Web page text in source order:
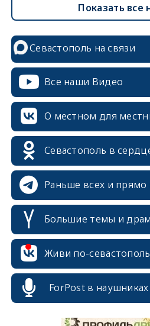
Показать все
Севастополь на связи
Все наши Видео
О местном для
Севастополь в
Раньше всех и прямо
Большие темы и
Живи по-
ForPost в наушниках